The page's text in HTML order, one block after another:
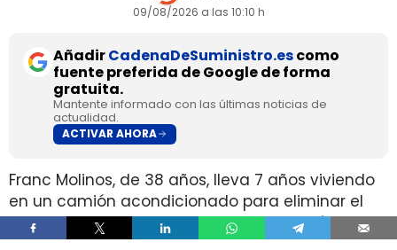
09/08/2026 a las 10:10 h
AñadirCadenaDeSuministro.escomo
fuente preferida de Google de forma
gratuita.
Mantente informado con las últimas noticias de
actualidad.
ACTIVAR AHORA
Franc Molinos, de 38 años, lleva 7 años viviendo
en un camión acondicionado para eliminar el
alquiler y recortar sus gastos fijos. El vehículo
incorpora cocina, dormitorio, espacio de